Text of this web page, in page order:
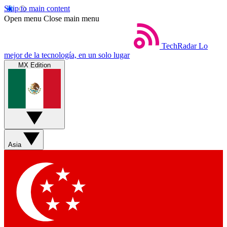
Skip to main content
Open menu Close main menu
TechRadar Lo
mejor de la tecnología, en un solo lugar
MX Edition
Asia